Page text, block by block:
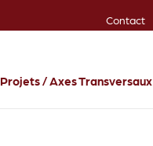
Contact
/ Axes Transversaux